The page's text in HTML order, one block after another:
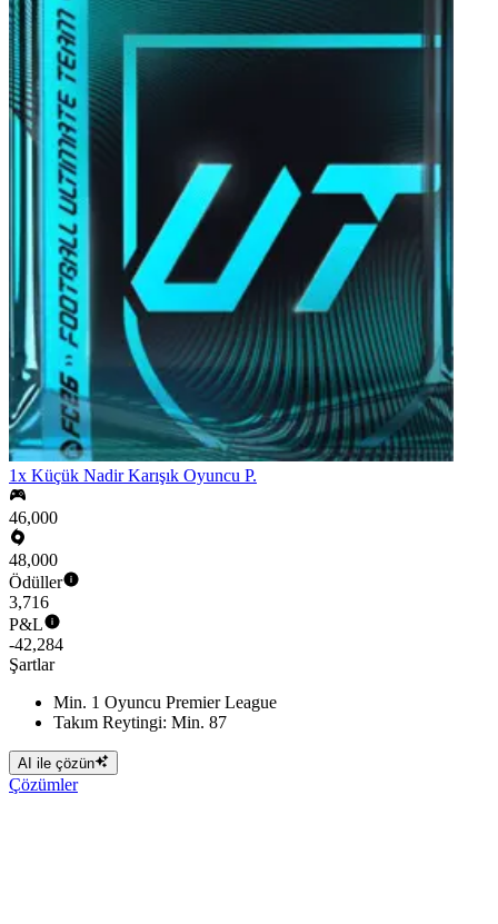
1x Küçük Nadir Karışık Oyuncu P.
46,000
48,000
Ödüller
3,716
P&L
-42,284
Şartlar
Min. 1 Oyuncu Premier League
Takım Reytingi: Min. 87
AI ile çözün
Çözümler